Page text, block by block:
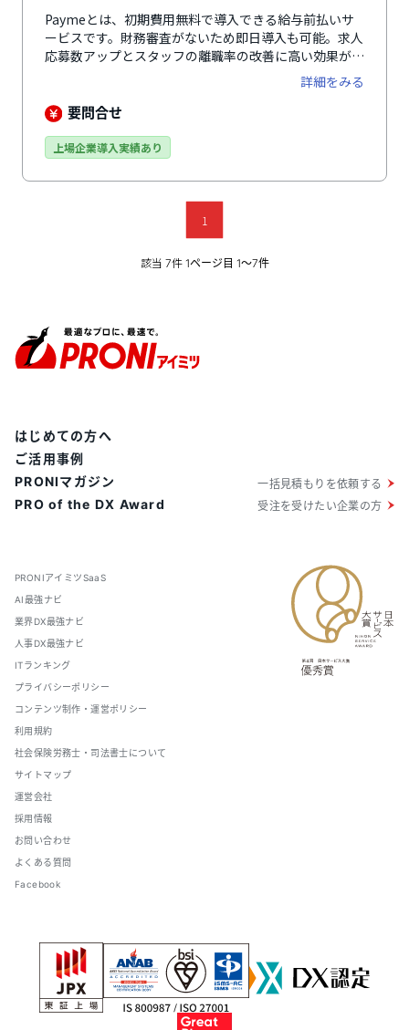
Paymeとは、初期費用無料で導入できる給与前払いサ
ービスです。財務審査がないため即日導入も可能。求人
応募数アップとスタッフの離職率の改善に高い効果が期
待できます。プランは「立替プラン」「クレジットカー
ドプラン」「デポジットプラン」の3つ。セブン銀行口
座を使用する「デポジットプラン」であれば365日24時
ステムや給与計算システムなどと連携することで、導入
ンツーマンによる充実したフォロー体制で導入をサポー
詳細をみる
要問合せ
上場企業導入実績あり
1
該当 7件 1ページ目 1〜7件
PRONIアイミツSaaS
AI最強ナビ
業界DX最強ナビ
人事DX最強ナビ
ITランキング
プライバシーポリシー
コンテンツ制作・運営ポリシー
利用規約
社会保険労務士・司法書士について
サイトマップ
運営会社
採用情報
お問い合わせ
よくある質問
Facebook
はじめての方へ
ご活用事例
PRONIマガジン
PRO of the DX Award
一括見積もりを依頼する
受注を受けたい企業の方